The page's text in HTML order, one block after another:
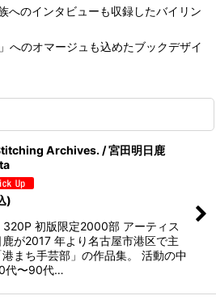
へのインタビューも収録したバイリン
へのオマージュも込めたブックデザイ
Archives. / 宮田明日鹿
)
初版限定2000部 アーティス
鹿が2017 年より名古屋市港区で主
まち手芸部」の作品集。 活動の中
代〜90代…